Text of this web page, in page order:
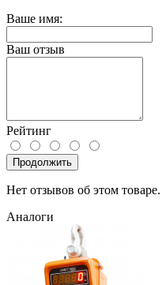
Ваше имя:
Ваш отзыв
Рейтинг
Продолжить
Нет отзывов об этом товаре.
Аналоги